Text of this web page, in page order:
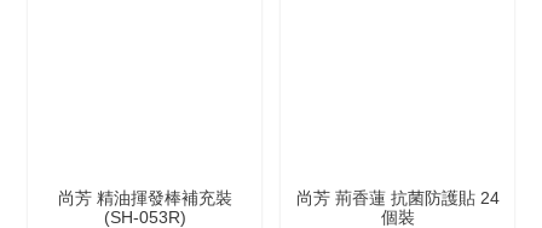
尚芳 精油揮發棒補充裝
(SH-053R)
尚芳 荊香蓮 抗菌防護貼 24
個裝